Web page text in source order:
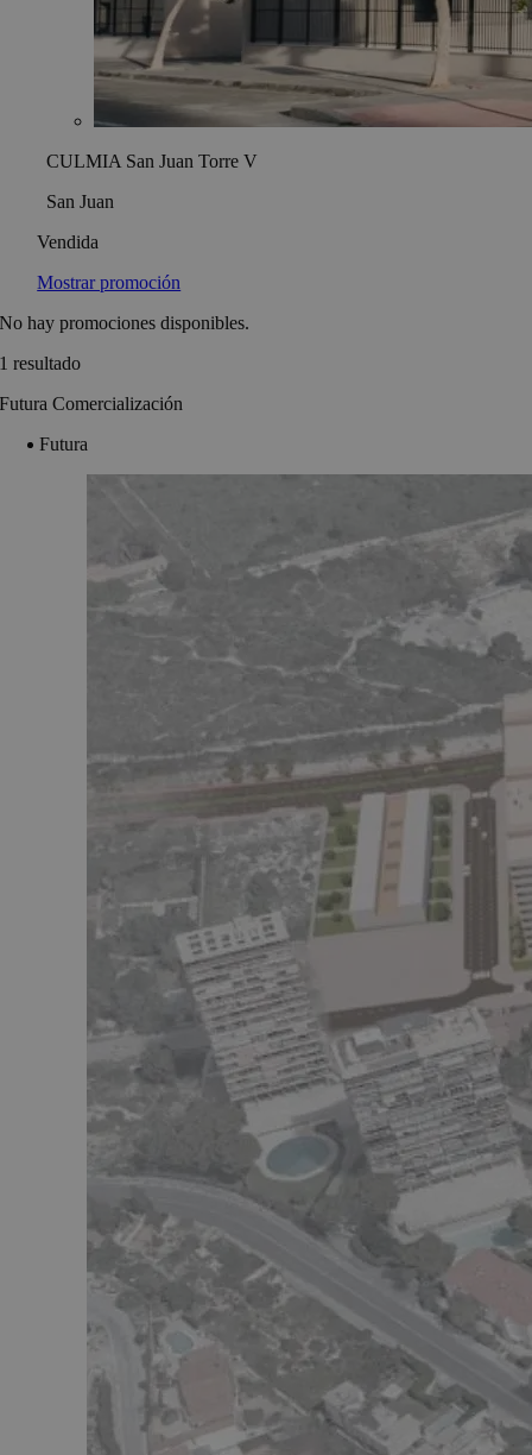
CULMIA San Juan Torre V
San Juan
Vendida
Mostrar promoción
No hay promociones disponibles.
1 resultado
Futura Comercialización
Futura